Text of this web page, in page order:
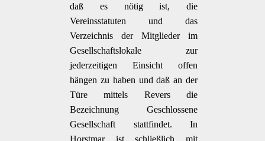
daß es nötig ist, die
Vereinsstatuten und das
Verzeichnis der Mitglieder im
Gesellschaftslokale zur
jederzeitigen Einsicht offen
hängen zu haben und daß an der
Türe mittels Revers die
Bezeichnung Geschlossene
Gesellschaft stattfindet. In
Horstmar ist schließlich mit